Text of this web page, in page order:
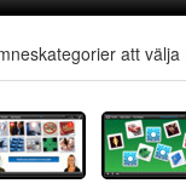
att